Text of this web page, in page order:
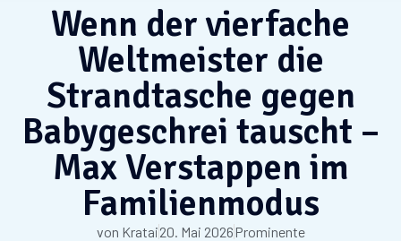
Wenn der vierfache
Weltmeister die
Strandtasche gegen
Babygeschrei tauscht –
Max Verstappen im
Familienmodus
von Kratai20. Mai 2026Prominente